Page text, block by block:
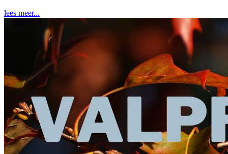
lees meer...